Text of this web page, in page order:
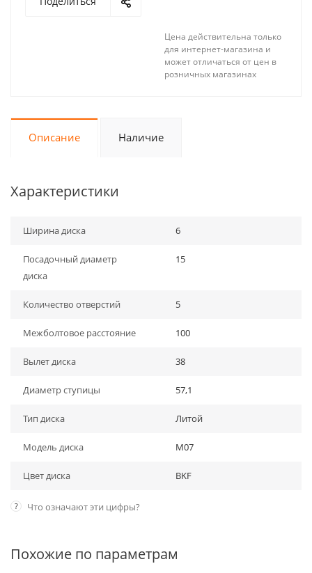
Цена действительна только
для интернет-магазина и
может отличаться от цен в
розничных магазинах
Описание Наличие
Характеристики
Ширина диска 6
Посадочный диаметр
диска
15
Количество отверстий 5
Межболтовое расстояние 100
Вылет диска 38
Диаметр ступицы 57,1
Тип диска Литой
Модель диска M07
Цвет диска BKF
? Что означают эти цифры?
Похожие по параметрам